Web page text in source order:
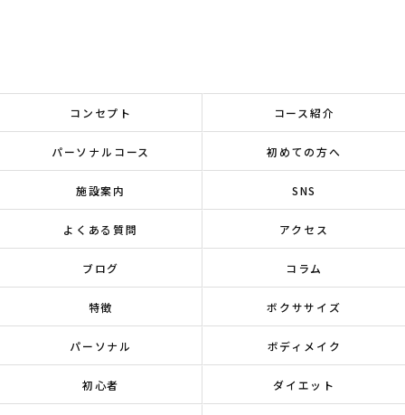
コンセプト コース紹介
パーソナルコース 初めての方へ
施設案内 SNS
よくある質問 アクセス
ブログ コラム
特徴 ボクササイズ
パーソナル ボディメイク
初心者 ダイエット